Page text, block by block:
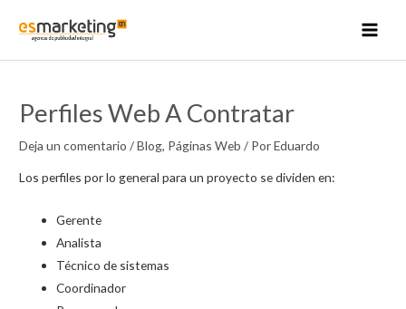
Perfiles Web A Contratar
Deja un comentario /Blog, Páginas Web / PorEduardo
Los perfiles por lo general para un proyecto se dividen en:
Gerente
Analista
Técnico de sistemas
Coordinador